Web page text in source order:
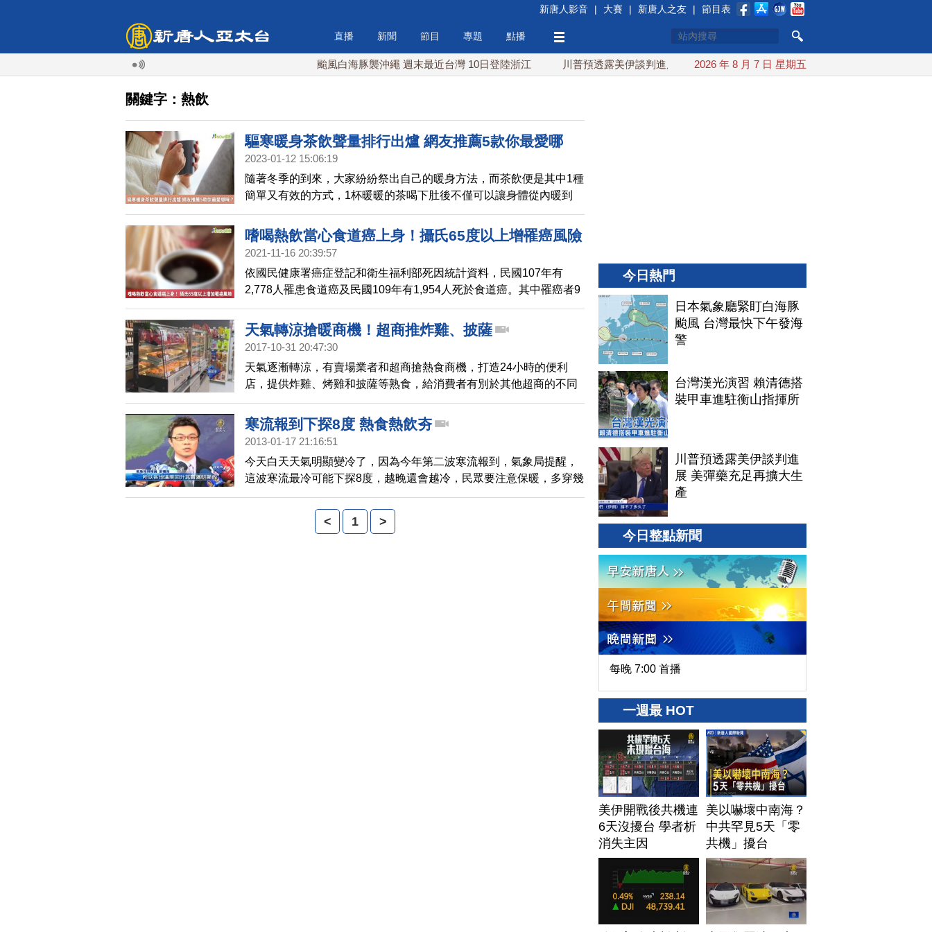
新唐人影音 | 大賽 | 新唐人之友 | 節目表
直播 新聞 節目 專題 點播
颱風白海豚襲沖繩 週末最近台灣 10日登陸浙江 川普預透露美伊談判進展 美彈藥充足再擴大生產 川普簽行政令對多晶矽課
2026 年 8 月 7 日 星期五
關鍵字：熱飲
驅寒暖身茶飲聲量排行出爐 網友推薦5款你最愛哪
味？
2023-01-12 15:06:19
隨著冬季的到來，大家紛紛祭出自己的暖身方法，而茶飲便是其中1種
簡單又有效的方式，1杯暖暖的茶喝下肚後不僅可以讓身體從內暖到
外，還有助於氣血循環。而在眾多的暖身茶飲之中，又以哪些種類的
暖身效果最好呢？《Social Lab社群實驗室》本次透過《OpView社群
口碑資料庫》追蹤近3個月「暖身茶飲」話題的網路聲量表現，帶您了
嗜喝熱飲當心食道癌上身！攝氏65度以上增罹癌風險
2021-11-16 20:39:57
依國民健康署癌症登記和衛生福利部死因統計資料，民國107年有
2,778人罹患食道癌及民國109年有1,954人死於食道癌。其中罹癌者9
成以上為男性，好發於50至70歲，為男性中癌症標準化發生率第6
位、癌症死因排名第5位。
天氣轉涼搶暖商機！超商推炸雞、披薩
2017-10-31 20:47:30
天氣逐漸轉涼，有賣場業者和超商搶熱食商機，打造24小時的便利
店，提供炸雞、烤雞和披薩等熟食，給消費者有別於其他超商的不同
選擇，而傳統超商，則是祭出咖啡折扣，希望讓消費者暖暖身。
寒流報到下探8度 熱食熱飲夯
2013-01-17 21:16:51
今天白天天氣明顯變冷了，因為今年第二波寒流報到，氣象局提醒，
這波寒流最冷可能下探8度，越晚還會越冷，民眾要注意保暖，多穿幾
件衣服。
< 1 >
今日熱門
日本氣象廳緊盯白海豚
颱風 台灣最快下午發海
警
台灣漢光演習 賴清德搭
裝甲車進駐衡山指揮所
川普預透露美伊談判進
展 美彈藥充足再擴大生
產
今日整點新聞
每晚 7:00 首播
一週最 HOT
美伊開戰後共機連
6天沒擾台 學者析
消失主因
美以嚇壞中南海？
中共罕見5天「零
共機」擾台